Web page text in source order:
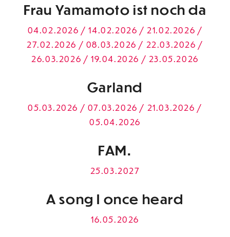
Frau Yamamoto ist noch da
04.02.2026 / 14.02.2026 / 21.02.2026 /
27.02.2026 / 08.03.2026 / 22.03.2026 /
26.03.2026 / 19.04.2026 / 23.05.2026
Garland
05.03.2026 / 07.03.2026 / 21.03.2026 /
05.04.2026
FAM.
25.03.2027
A song I once heard
16.05.2026